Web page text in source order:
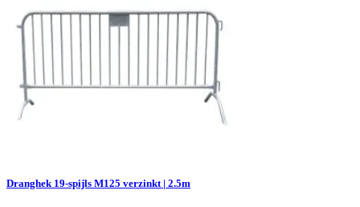
Dranghek 19-spijls M125 verzinkt | 2.5m